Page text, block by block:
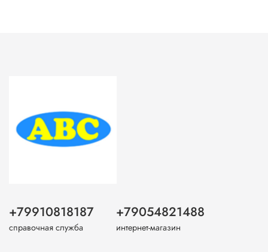
+79910818187
справочная служба
+79054821488
интернет-магазин